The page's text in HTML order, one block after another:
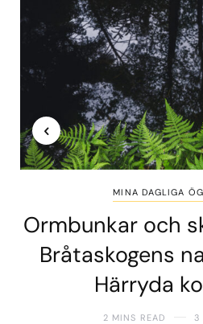
MINA DAGLIGA
Ormbunkar och
Bråtaskogens
Härryda
2 MINS READ 3